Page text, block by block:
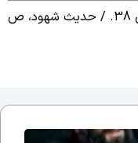
حدیث شهود، ص
جلسه